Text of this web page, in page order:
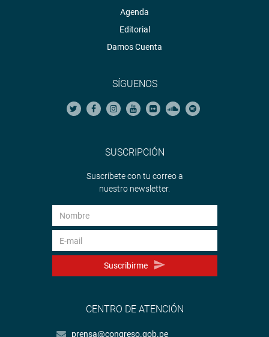
Agenda
Editorial
Damos Cuenta
SÍGUENOS
SUSCRIPCIÓN
Suscríbete con tu correo a
nuestro newsletter.
Suscribirme
CENTRO DE ATENCIÓN
prensa@congreso.gob.pe